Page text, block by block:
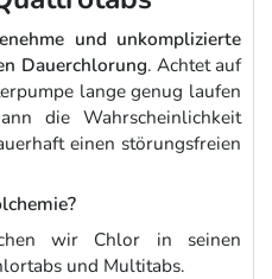
und unkomplizierte
Dauerchlorung. Achtet auf
lange genug laufen
die Wahrscheinlichkeit
einen störungsfreien
wir Chlor in seinen
und Multitabs.